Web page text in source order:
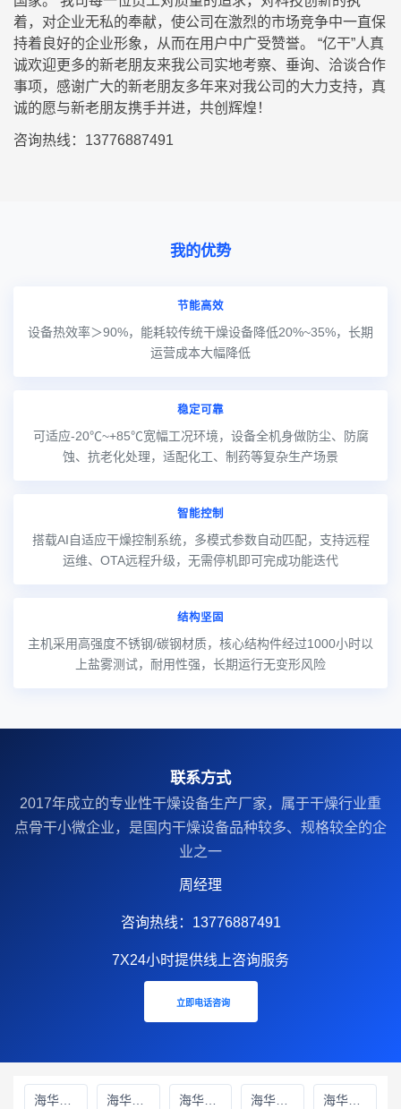
着，对企业无私的奉献，使公司在激烈的市场竞争中一直保
持着良好的企业形象，从而在用户中广受赞誉。 “亿干”人真
诚欢迎更多的新老朋友来我公司实地考察、垂询、洽谈合作
事项，感谢广大的新老朋友多年来对我公司的大力支持，真
诚的愿与新老朋友携手并进，共创辉煌！
咨询热线：13776887491
我的优势
节能高效
设备热效率＞90%，能耗较传统干燥设备降低20%~35%，长期
运营成本大幅降低
稳定可靠
可适应-20℃~+85℃宽幅工况环境，设备全机身做防尘、防腐
蚀、抗老化处理，适配化工、制药等复杂生产场景
智能控制
搭载AI自适应干燥控制系统，多模式参数自动匹配，支持远程
运维、OTA远程升级，无需停机即可完成功能迭代
结构坚固
主机采用高强度不锈钢/碳钢材质，核心结构件经过1000小时以
上盐雾测试，耐用性强，长期运行无变形风险
联系方式
2017年成立的‌专业性干燥设备生产厂家‌，属于干燥行业重
点骨干小微企业，是国内干燥设备品种较多、规格较全的企
业之一
周经理
咨询热线：13776887491
7X24小时提供线上咨询服务
立即电话咨询
海华财务雅安线上分站 海华财务绵阳线上分站 海华财务甘孜藏族自治州线上分站 海华财务巴中线上分站 海华财务阿坝藏族羌族自治州线上分站